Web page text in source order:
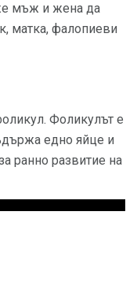
мъж и жена да
матка, фалопиеви
Фоликулът е
едно яйце и
ранно развитие на